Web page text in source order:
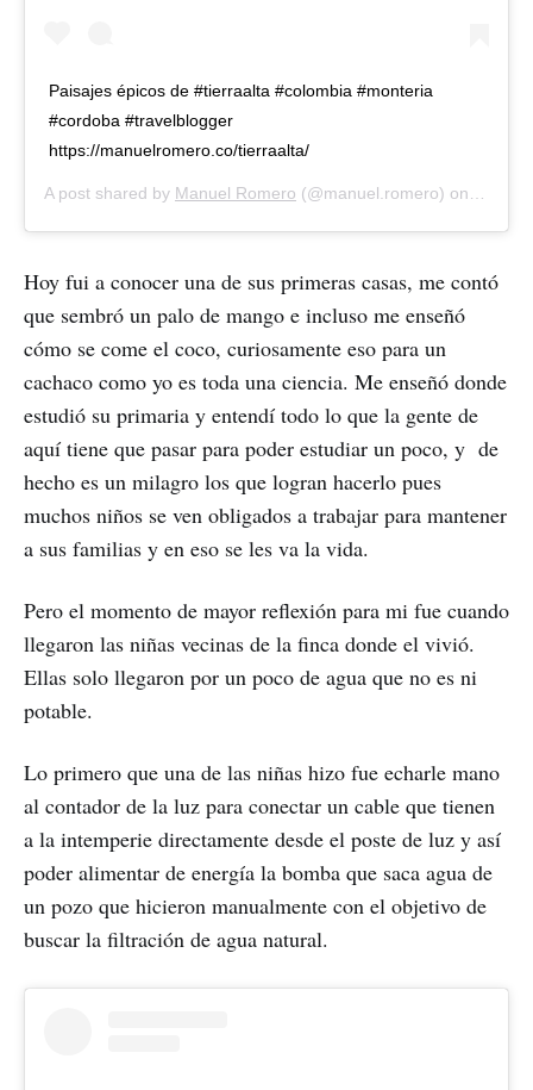
Paisajes épicos de #tierraalta #colombia #monteria
#cordoba #travelblogger
https://manuelromero.co/tierraalta/
A post shared by Manuel Romero (@manuel.romero) on
Hoy fui a conocer una de sus primeras casas, me contó
que sembró un palo de mango e incluso me enseñó
cómo se come el coco, curiosamente eso para un
cachaco como yo es toda una ciencia. Me enseñó donde
estudió su primaria y entendí todo lo que la gente de
aquí tiene que pasar para poder estudiar un poco, y de
hecho es un milagro los que logran hacerlo pues
muchos niños se ven obligados a trabajar para mantener
a sus familias y en eso se les va la vida.
Pero el momento de mayor reflexión para mi fue cuando
llegaron las niñas vecinas de la finca donde el vivió.
Ellas solo llegaron por un poco de agua que no es ni
potable.
Lo primero que una de las niñas hizo fue echarle mano
al contador de la luz para conectar un cable que tienen
a la intemperie directamente desde el poste de luz y así
poder alimentar de energía la bomba que saca agua de
un pozo que hicieron manualmente con el objetivo de
buscar la filtración de agua natural.